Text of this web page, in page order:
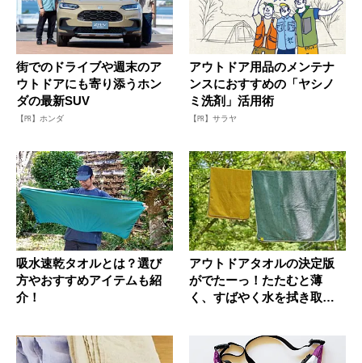
街でのドライブや週末のア
ウトドアにも寄り添うホン
ダの最新SUV
【PR】ホンダ
アウトドア用品のメンテナ
ンスにおすすめの「ヤシノ
ミ洗剤」活用術
【PR】サラヤ
吸水速乾タオルとは？選び
方やおすすめアイテムも紹
介！
アウトドアタオルの決定版
がでたーっ！たたむと薄
く、すばやく水を拭き取